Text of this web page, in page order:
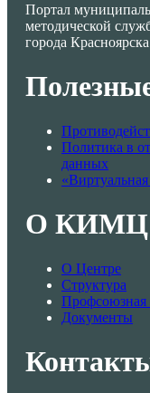
Портал
методической
города Красноярска
Политика в
данных
О КИМЦ
О Центре
Структура
Профсоюзная
Документы